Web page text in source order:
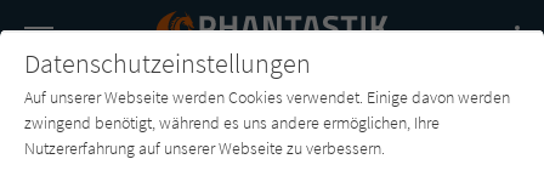
SUCHE
Buch-
Entdecker
Forum Charts
Datenschutzeinstellungen
Auf unserer Webseite werden Cookies verwendet. Einige davon werden
zwingend benötigt, während es uns andere ermöglichen, Ihre
Nutzererfahrung auf unserer Webseite zu verbessern.